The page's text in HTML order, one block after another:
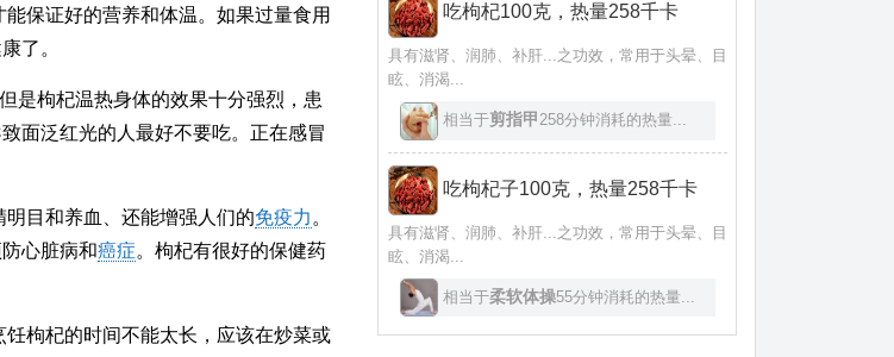
保证好的营养和体温。如果过量食用
了。
是枸杞温热身体的效果十分强烈，患
面泛红光的人最好不要吃。正在感冒
目和养血、还能增强人们的免疫力 。
心脏病和癌症。枸杞有很好的保健药
枸杞的时间不能太长，应该在炒菜或
吃枸杞100克，热量258千卡
具有滋肾、润肺、补肝...之功效，常用于头晕、目
眩、消渴...
相当于剪指甲258分钟消耗的热量...
吃枸杞子100克，热量258千卡
具有滋肾、润肺、补肝...之功效，常用于头晕、目
眩、消渴...
相当于柔软体操55分钟消耗的热量...